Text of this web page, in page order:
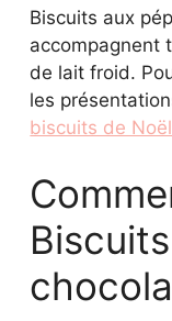
Biscuits aux
accompagnent
de lait froid.
les
biscuits de